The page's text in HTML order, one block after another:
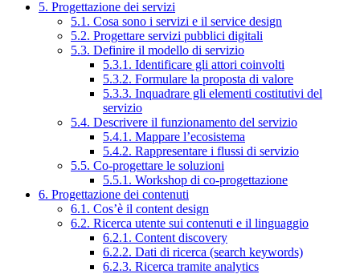
5. Progettazione dei servizi
5.1. Cosa sono i servizi e il service design
5.2. Progettare servizi pubblici digitali
5.3. Definire il modello di servizio
5.3.1. Identificare gli attori coinvolti
5.3.2. Formulare la proposta di valore
5.3.3. Inquadrare gli elementi costitutivi del
servizio
5.4. Descrivere il funzionamento del servizio
5.4.1. Mappare l’ecosistema
5.4.2. Rappresentare i flussi di servizio
5.5. Co-progettare le soluzioni
5.5.1. Workshop di co-progettazione
6. Progettazione dei contenuti
6.1. Cos’è il content design
6.2. Ricerca utente sui contenuti e il linguaggio
6.2.1. Content discovery
6.2.2. Dati di ricerca (search keywords)
6.2.3. Ricerca tramite analytics